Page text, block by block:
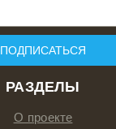
РАЗДЕЛЫ
О проекте
ПОДПИСАТЬСЯ